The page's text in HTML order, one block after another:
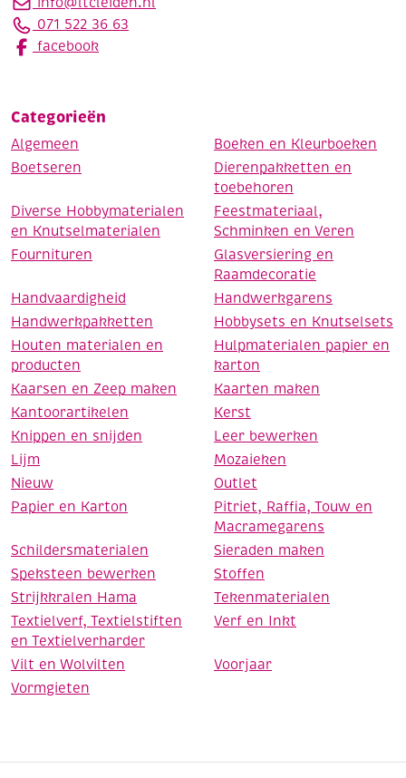
071 522 36 63
facebook
Categorieën
Algemeen
Boeken en Kleurboeken
Boetseren
Dierenpakketten en
toebehoren
Diverse Hobbymaterialen
en Knutselmaterialen
Feestmateriaal,
Schminken en Veren
Fournituren
Glasversiering en
Raamdecoratie
Handvaardigheid
Handwerkgarens
Handwerkpakketten
Hobbysets en Knutselsets
Houten materialen en
producten
Hulpmaterialen papier en
karton
Kaarsen en Zeep maken
Kaarten maken
Kantoorartikelen
Kerst
Knippen en snijden
Leer bewerken
Lijm
Mozaieken
Nieuw
Outlet
Papier en Karton
Pitriet, Raffia, Touw en
Macramegarens
Schildersmaterialen
Sieraden maken
Speksteen bewerken
Stoffen
Strijkkralen Hama
Tekenmaterialen
Textielverf, Textielstiften
en Textielverharder
Verf en Inkt
Vilt en Wolvilten
Voorjaar
Vormgieten